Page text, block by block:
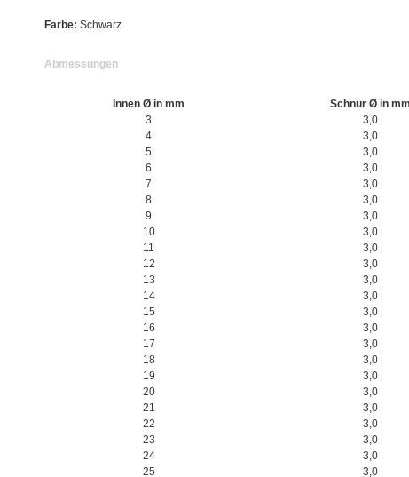
Farbe: Schwarz
Abmessungen
Innen Ø in mm
Schnur Ø in mm
3
3,0
4
3,0
5
3,0
6
3,0
7
3,0
8
3,0
9
3,0
10
3,0
11
3,0
12
3,0
13
3,0
14
3,0
15
3,0
16
3,0
17
3,0
18
3,0
19
3,0
20
3,0
21
3,0
22
3,0
23
3,0
24
3,0
25
3,0